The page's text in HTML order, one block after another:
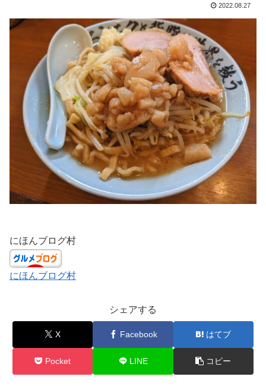
2022.08.27
にほんブログ村
にほんブログ村
シェアする
X Facebook はてブ
Pocket LINE コピー